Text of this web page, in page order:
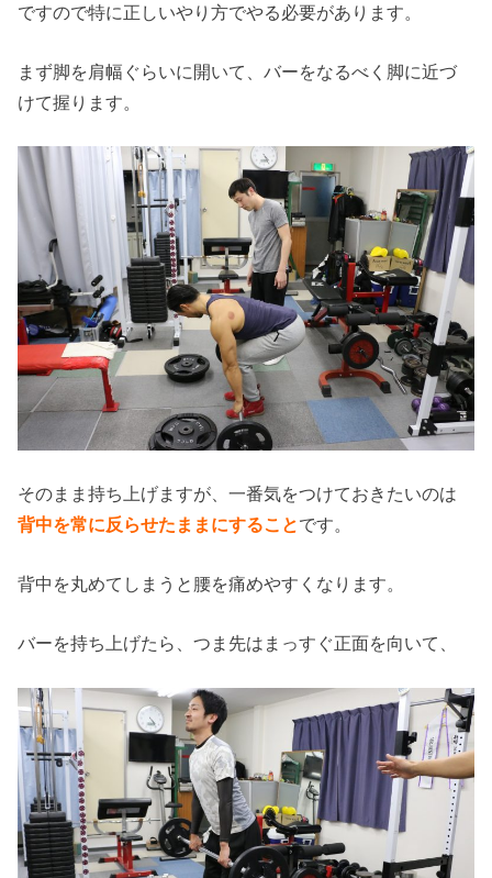
ですので特に正しいやり方でやる必要があります。
まず脚を肩幅ぐらいに開いて、バーをなるべく脚に近づ
けて握ります。
そのまま持ち上げますが、一番気をつけておきたいのは
背中を常に反らせたままにすることです。
背中を丸めてしまうと腰を痛めやすくなります。
バーを持ち上げたら、つま先はまっすぐ正面を向いて、